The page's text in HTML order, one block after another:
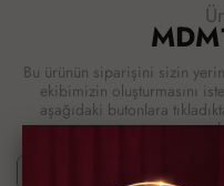
Bu ürünün siparişini sizin
ekibimizin oluşturmasını
aşağıdaki butonlara
Whatsapp ile Sipariş